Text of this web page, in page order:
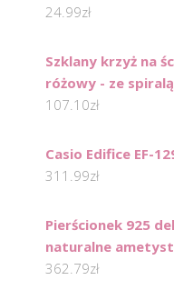
24.99zł
Szklany krzyż na
różowy - ze spiralą
107.10zł
Casio Edifice EF-
311.99zł
Pierścionek 925
naturalne
362.79zł